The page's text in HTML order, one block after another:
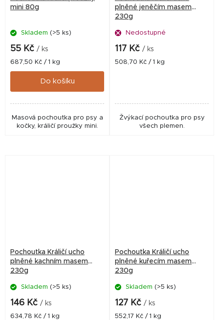
mini 80g
Skladem (>5 ks)
55 Kč / ks
Měrná
cena:
687,50 Kč / 1 kg
Do košíku
Masová pochoutka pro psy a
kočky, králičí proužky mini.
plněné jeněčím masem
230g
Nedostupné
117 Kč / ks
Měrná
508,70 Kč / 1 kg
Žvýkací pochoutka pro psy
všech plemen.
Pochoutka Králičí ucho
plněné kachním masem
230g
Skladem (>5 ks)
146 Kč / ks
Měrná
634,78 Kč / 1 kg
Pochoutka Králičí ucho
plněné kuřecím masem
230g
Skladem (>5 ks)
127 Kč / ks
Měrná
552,17 Kč / 1 kg